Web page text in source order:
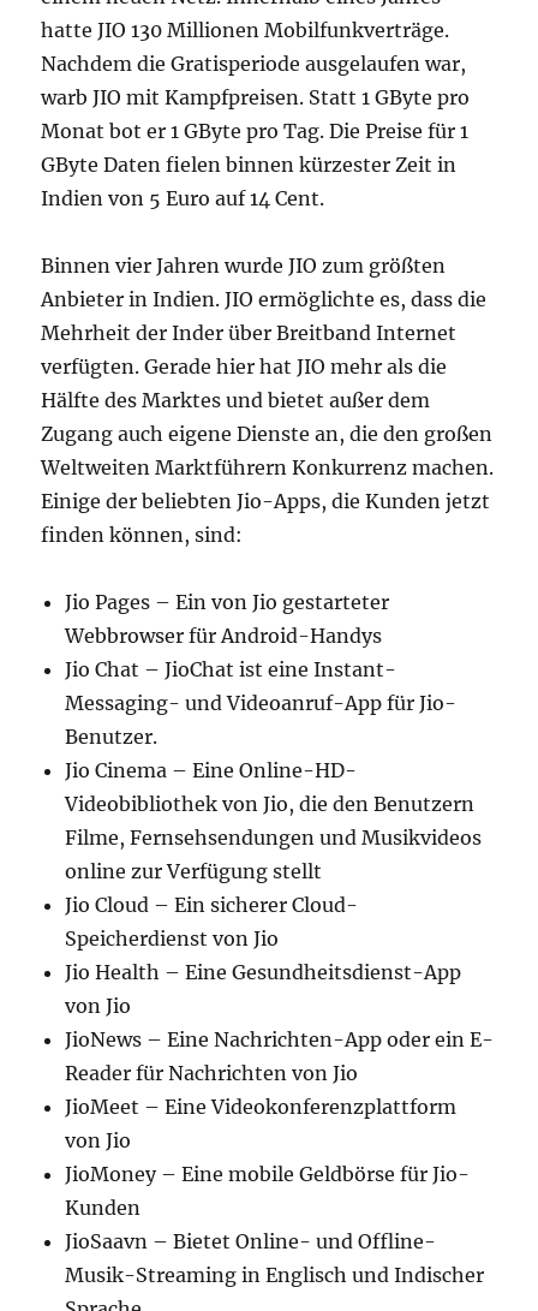
hatte JIO 130 Millionen Mobilfunkverträge.
Nachdem die Gratisperiode ausgelaufen war,
warb JIO mit Kampfpreisen. Statt 1 GByte pro
Monat bot er 1 GByte pro Tag. Die Preise für 1
GByte Daten fielen binnen kürzester Zeit in
Indien von 5 Euro auf 14 Cent.
Binnen vier Jahren wurde JIO zum größten
Anbieter in Indien. JIO ermöglichte es, dass die
Mehrheit der Inder über Breitband Internet
verfügten. Gerade hier hat JIO mehr als die
Hälfte des Marktes und bietet außer dem
Zugang auch eigene Dienste an, die den großen
Weltweiten Marktführern Konkurrenz machen.
Einige der beliebten Jio-Apps, die Kunden jetzt
finden können, sind:
Jio Pages – Ein von Jio gestarteter
Webbrowser für Android-Handys
Jio Chat – JioChat ist eine Instant-
Messaging- und Videoanruf-App für Jio-
Benutzer.
Jio Cinema – Eine Online-HD-
Videobibliothek von Jio, die den Benutzern
Filme, Fernsehsendungen und Musikvideos
online zur Verfügung stellt
Jio Cloud – Ein sicherer Cloud-
Speicherdienst von Jio
Jio Health – Eine Gesundheitsdienst-App
von Jio
JioNews – Eine Nachrichten-App oder ein E-
Reader für Nachrichten von Jio
JioMeet – Eine Videokonferenzplattform
von Jio
JioMoney – Eine mobile Geldbörse für Jio-
Kunden
JioSaavn – Bietet Online- und Offline-
Musik-Streaming in Englisch und Indischer